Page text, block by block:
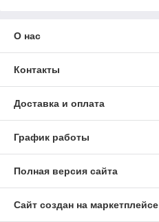
О нас
Контакты
Доставка и оплата
График работы
Полная версия сайта
Сайт создан на маркетплейсе